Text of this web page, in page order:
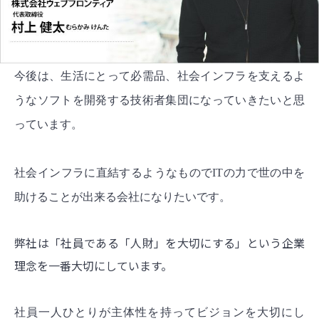
今後は、生活にとって必需品、社会インフラを支えるよ
うなソフトを開発する技術者集団になっていきたいと思
っています。
社会インフラに直結するようなものでITの力で世の中を
助けることが出来る会社になりたいです。
弊社は「社員である「人財」を大切にする」という企業
理念を一番大切にしています。
社員一人ひとりが主体性を持ってビジョンを大切にし